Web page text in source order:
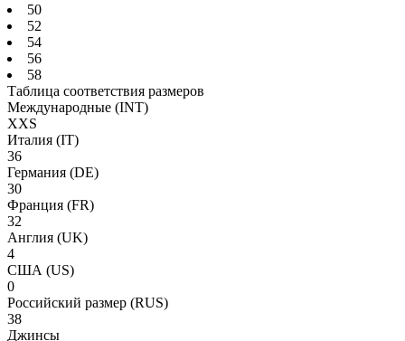
50
52
54
56
58
Таблица соответствия размеров
Международные (INT)
XXS
Италия (IT)
36
Германия (DE)
30
Франция (FR)
32
Англия (UK)
4
США (US)
0
Российский размер (RUS)
38
Джинсы